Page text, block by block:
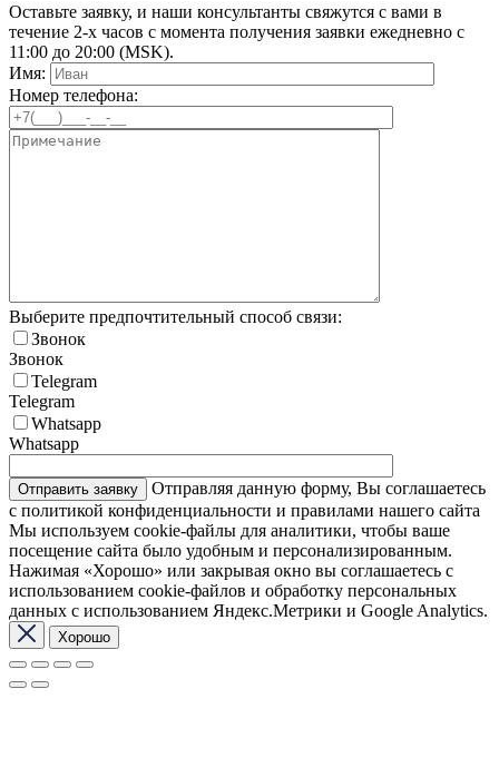
Оставьте заявку, и наши консультанты свяжутся с вами в
течение 2-х часов с момента получения заявки ежедневно с
11:00 до 20:00 (MSK).
Имя:
Номер телефона:
Выберите предпочтительный способ связи:
Звонок
Звонок
Telegram
Telegram
Whatsapp
Whatsapp
Отправляя данную форму, Вы соглашаетесь
с политикой конфиденциальности и правилами нашего сайта
Мы используем cookie-файлы для аналитики, чтобы ваше
посещение сайта было удобным и персонализированным.
Нажимая «Хорошо» или закрывая окно вы соглашаетесь с
использованием cookie-файлов и обработку персональных
данных с использованием Яндекс.Метрики и Google Analytics.
Хорошо